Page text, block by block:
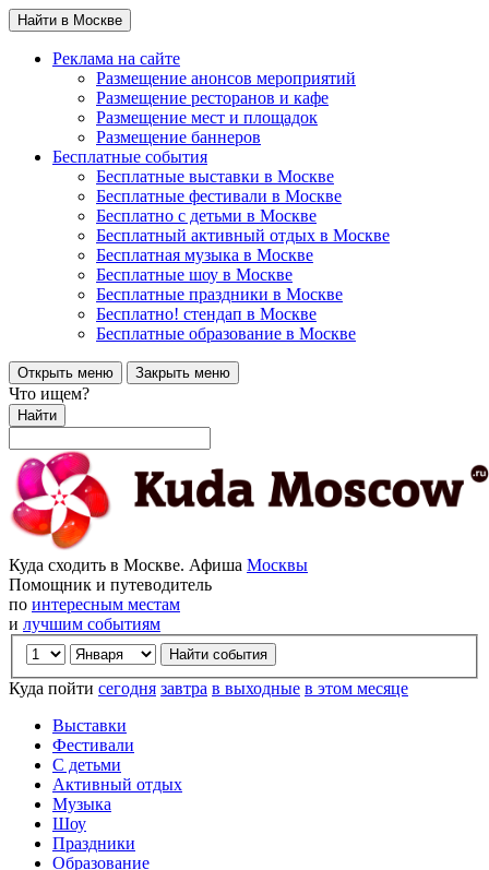
Найти в Москве
Реклама на сайте
Размещение анонсов мероприятий
Размещение ресторанов и кафе
Размещение мест и площадок
Размещение баннеров
Бесплатные события
Бесплатные выставки в Москве
Бесплатные фестивали в Москве
Бесплатно с детьми в Москве
Бесплатный активный отдых в Москве
Бесплатная музыка в Москве
Бесплатные шоу в Москве
Бесплатные праздники в Москве
Бесплатно! стендап в Москве
Бесплатные образование в Москве
Открыть меню Закрыть меню
Что ищем?
Найти
Куда сходить в Москве. Афиша Москвы
Помощник и путеводитель
по интересным местам
и лучшим событиям
Куда пойти сегодня завтра в выходные в этом месяце
Выставки
Фестивали
С детьми
Активный отдых
Музыка
Шоу
Праздники
Образование